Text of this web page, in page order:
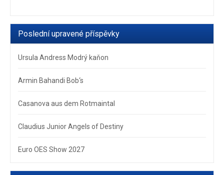
Poslední upravené příspěvky
Ursula Andress Modrý kaňon
Armin Bahandi Bob‘s
Casanova aus dem Rotmaintal
Claudius Junior Angels of Destiny
Euro OES Show 2027